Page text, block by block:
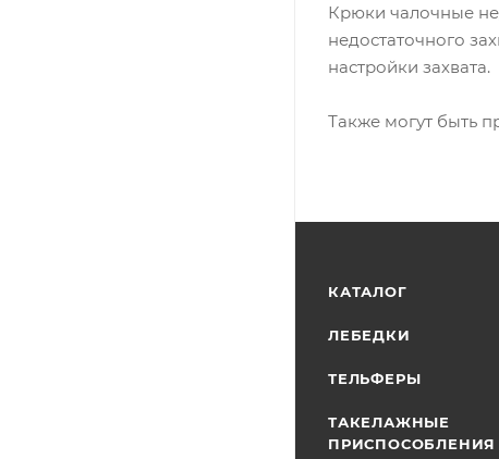
Крюки чалочные
недостаточного
настройки захвата.
Также могут быть
КАТАЛОГ
ЛЕБЕДКИ
ТЕЛЬФЕРЫ
ТАКЕЛАЖНЫЕ
ПРИСПОСОБЛЕНИЯ